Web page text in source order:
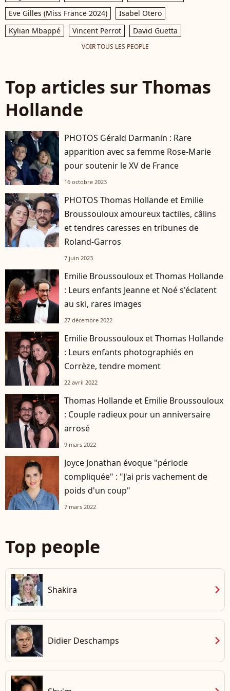
Eve Gilles (Miss France 2024)
Isabel Otero
Kylian Mbappé
Vincent Perrot David Guetta
VOIR TOUS LES PEOPLE
Top articles sur Thomas
Hollande
PHOTOS Gérald Darmanin : Rare
apparition avec sa femme Rose-Marie
pour soutenir le XV de France
16 octobre 2023
PHOTOS Thomas Hollande et Emilie
Broussouloux amoureux tactiles, câlins
et tendres caresses en tribunes de
Roland-Garros
7 juin 2023
Emilie Broussouloux et Thomas Hollande
: Leurs enfants Jeanne et Noé s'éclatent
au ski, rares images
27 décembre 2022
Emilie Broussouloux et Thomas Hollande
: Leurs enfants photographiés en
Corrèze, tendre moment
22 avril 2022
Thomas Hollande et Emilie Broussouloux
: Couple radieux pour un anniversaire
arrosé
9 mars 2022
Joyce Jonathan évoque "période
compliquée" : "J'ai pris vachement de
poids d'un coup"
7 mars 2022
Top people
Shakira chevron_right
Didier Deschamps chevron_right